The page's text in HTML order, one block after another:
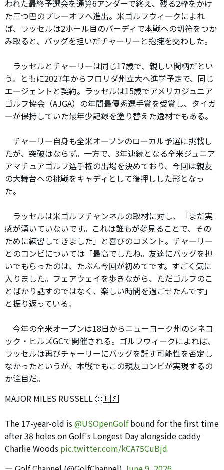
われた最終予選会を通算6アンダーで終え、残る2枠をかけ
た三つ巴のプレーオフへ進出。米ゴルフウィークによれ
ば、ラッセルは2ホール目のバーディで本戦への切符をつか
み取ると、バッグを担いだチャーリーと抱擁を交わした。
ラッセルとチャーリーは同じ17歳で、親しい間柄だとい
う。ともに2027年からフロリダ州立大へ進学予定で、同じ
エージェントと契約。ラッセルは15歳でアメリカジュニア
ゴルフ協会（AJGA）の年間最優秀選手賞を受賞し、タイガ
ーが保持していた最年少記録を塗り替えた逸材でもある。
チャーリー自身も全米オープンのローカル予選に挑戦し
たが、突破はならず。一方で、3年連続となる全米ジュニア
アマチュアゴルフ選手権の出場を決めており、今回は親友
の大舞台への挑戦をキャディとして後押しした形となっ
た。
ラッセルは米ゴルフチャンネルの取材に対し、「まだ実
感が湧いていないです。これは誰もが夢見ることで、その
ために練習してきました」と喜びのコメント。チャーリー
とのコンビについては「最高でしたね。友達にバッグを担
いでもらったのは、たぶん今回が初めてです。すごく気に
入りました。フェアウェイを歩きながら、ただゴルフのこ
とばかり話すのではなく、楽しい時間を過ごせたんです」
と振り返っている。
今年の全米オープンは18日からニューヨーク州のシネコ
ック・ヒルズGCで開催される。ゴルフウィークによれば、
ラッセルは再びチャーリーにバッグを託す可能性を否定し
なかったというが、本戦でもこの親友コンビが実現するの
か注目だ。
MAJOR MILES RUSSELL 👏🇺🇸
The 17-year-old is @USOpenGolfbound for the first time
after 38 holes on Golf's Longest Day alongside caddy
Charlie Woods pic.twitter.com/kCA75CuBjd